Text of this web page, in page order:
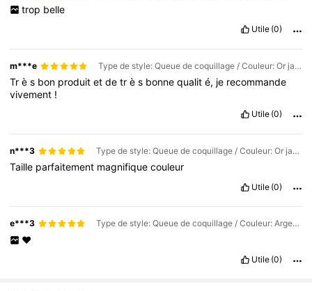
trop belle
Utile (0)
m***e Type de style: Queue de coquillage / Couleur: Or jaune / Taille: Taille Unique
Très bon produitetdetrès bonnequalité, je recommande
vivement !
Utile (0)
n***3 Type de style: Queue de coquillage / Couleur: Or jaune / Taille: Taille Unique
Taille parfaitement magnifiquecouleur
Utile (0)
e***3 Type de style: Queue de coquillage / Couleur: Argent / Taille: Taille Unique
❤️
Utile (0)